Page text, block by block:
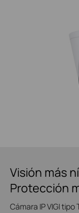
Visión más
Protección
Cámara IP VIGI tipo